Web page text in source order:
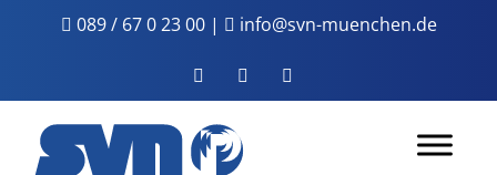
089 / 67 0 23 00| info@svn-muenchen.de
FacebookInstagram